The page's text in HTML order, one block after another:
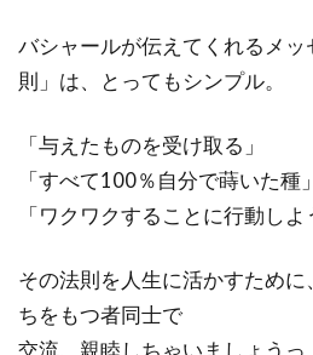
バシャールが伝えてくれるメ
則」は、とってもシンプル。
「与えたものを受け取る」
「すべて100％自分で蒔いた種」
「ワクワクすることに行動しよ
その法則を人生に活かすため
ちをもつ者同士で
交流、親睦しちゃいましょうっ